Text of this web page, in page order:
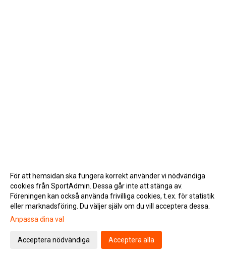
Gå till Webbversion
För att hemsidan ska fungera korrekt använder vi nödvändiga
cookies från SportAdmin. Dessa går inte att stänga av.
Föreningen kan också använda frivilliga cookies, t.ex. för statistik
eller marknadsföring. Du väljer själv om du vill acceptera dessa.
Anpassa dina val
Acceptera nödvändiga Acceptera alla